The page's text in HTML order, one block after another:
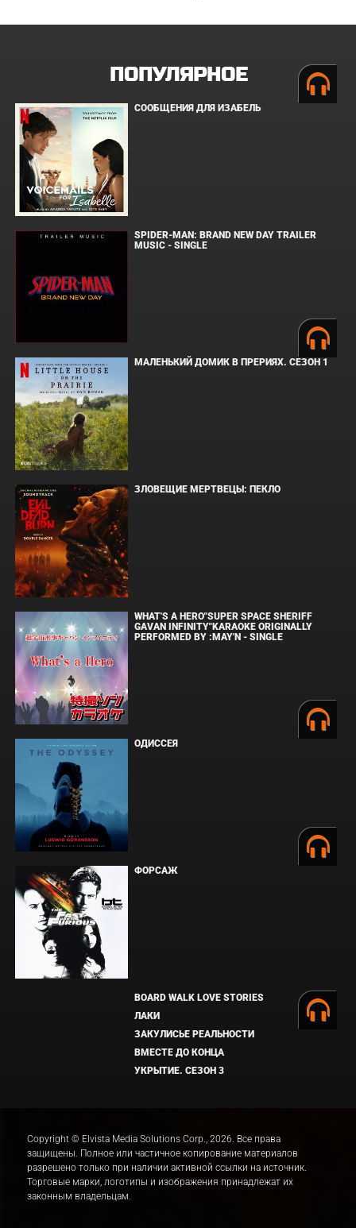
ПОПУЛЯРНОЕ
СООБЩЕНИЯ ДЛЯ ИЗАБЕЛЬ
SPIDER-MAN: BRAND NEW DAY TRAILER
MUSIC - SINGLE
МАЛЕНЬКИЙ ДОМИК В ПРЕРИЯХ. СЕЗОН 1
ЗЛОВЕЩИЕ МЕРТВЕЦЫ: ПЕКЛО
WHAT'S A HERO"SUPER SPACE SHERIFF
GAVAN INFINITY"KARAOKE ORIGINALLY
PERFORMED BY :MAY'N - SINGLE
ОДИССЕЯ
ФОРСАЖ
BOARD WALK LOVE STORIES